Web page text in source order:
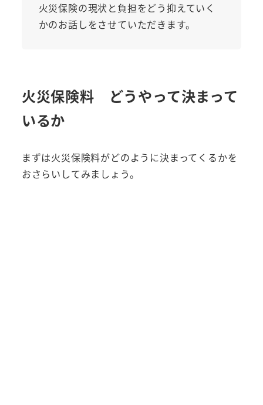
火災保険の現状と負担をどう抑えていく
かのお話しをさせていただきます。
火災保険料 どうやって決まって
いるか
まずは火災保険料がどのように決まってくるかを
おさらいしてみましょう。